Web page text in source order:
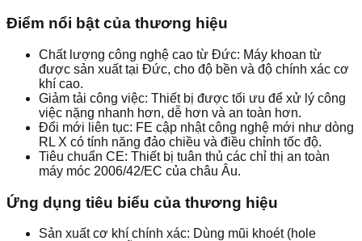
Điểm nổi bật của thương hiệu
Chất lượng công nghệ cao từ Đức: Máy khoan từ
được sản xuất tại Đức, cho độ bền và độ chính xác cơ
khí cao.
Giảm tải công việc: Thiết bị được tối ưu để xử lý công
việc nặng nhanh hơn, dễ hơn và an toàn hơn.
Đổi mới liên tục: FE cập nhật công nghệ mới như dòng
RL X có tính năng đảo chiều và điều chỉnh tốc độ.
Tiêu chuẩn CE: Thiết bị tuân thủ các chỉ thị an toàn
máy móc 2006/42/EC của châu Âu.
Ứng dụng tiêu biểu của thương hiệu
Sản xuất cơ khí chính xác: Dùng mũi khoét (hole